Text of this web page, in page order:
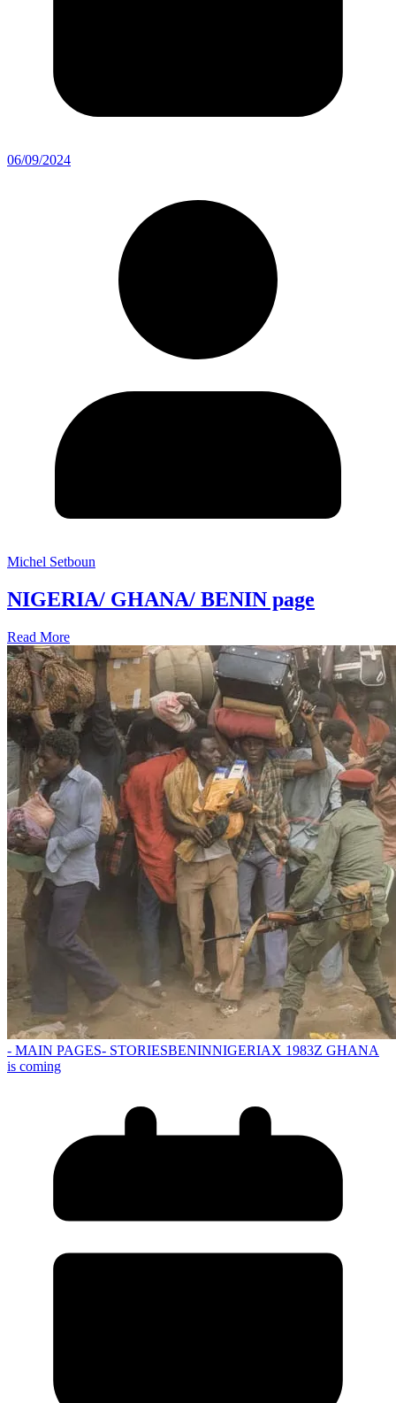
06/09/2024
Michel Setboun
NIGERIA/ GHANA/ BENIN page
Read More
- MAIN PAGES- STORIESBENINNIGERIAX 1983Z GHANA
is coming